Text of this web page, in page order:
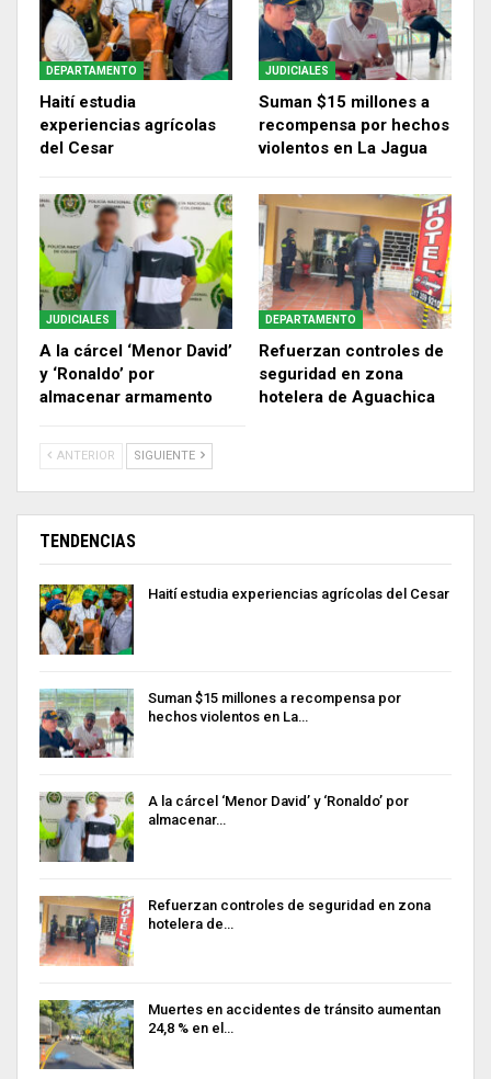
DEPARTAMENTO
Haití estudia
experiencias agrícolas
del Cesar
JUDICIALES
Suman $15 millones a
recompensa por hechos
violentos en La Jagua
JUDICIALES
A la cárcel ‘Menor David’
y ‘Ronaldo’ por
almacenar armamento
DEPARTAMENTO
Refuerzan controles de
seguridad en zona
hotelera de Aguachica
ANTERIOR SIGUIENTE
TENDENCIAS
Haití estudia experiencias agrícolas del Cesar
Suman $15 millones a recompensa por
hechos violentos en La…
A la cárcel ‘Menor David’ y ‘Ronaldo’ por
almacenar…
Refuerzan controles de seguridad en zona
hotelera de…
Muertes en accidentes de tránsito aumentan
24,8 % en el…